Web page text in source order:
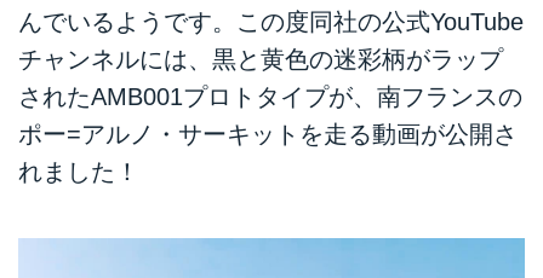
んでいるようです。この度同社の公式YouTube
チャンネルには、黒と黄色の迷彩柄がラップ
されたAMB001プロトタイプが、南フランスの
ポー=アルノ・サーキットを走る動画が公開さ
れました！